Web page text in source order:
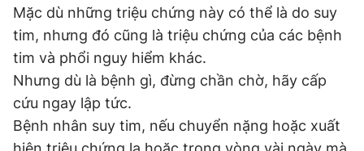
Mặc dù những triệu chứng này có thể là do suy
tim, nhưng đó cũng là triệu chứng của các bệnh
tim và phổi nguy hiểm khác.
Nhưng dù là bệnh gì, đừng chần chờ, hãy cấp
cứu ngay lập tức.
Bệnh nhân suy tim, nếu chuyển nặng hoặc xuất